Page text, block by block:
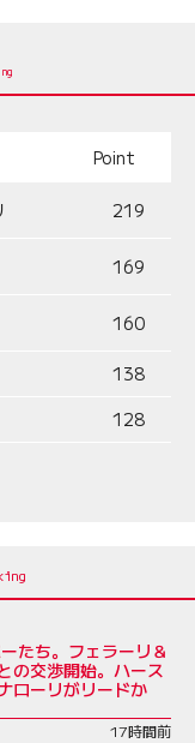
Point
219
169
160
138
128
たち。フェラーリ＆
の交渉開始。ハース
ローリがリードか
17時間前